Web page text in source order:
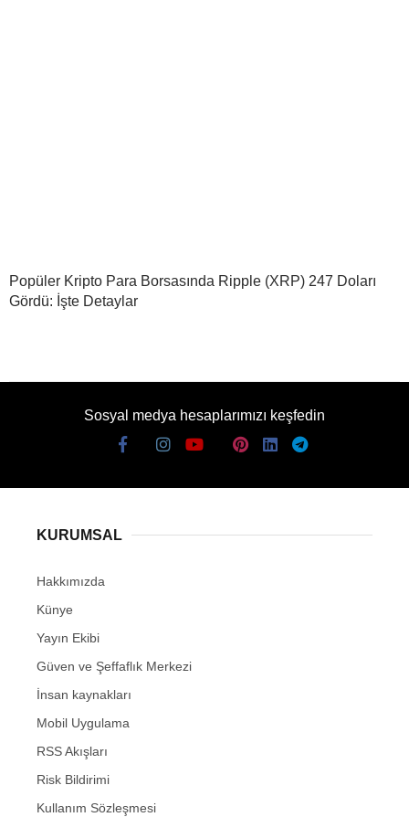
Popüler Kripto Para Borsasında Ripple (XRP) 247 Doları
Gördü: İşte Detaylar
Sosyal medya hesaplarımızı keşfedin
KURUMSAL
Hakkımızda
Künye
Yayın Ekibi
Güven ve Şeffaflık Merkezi
İnsan kaynakları
Mobil Uygulama
RSS Akışları
Risk Bildirimi
Kullanım Sözleşmesi